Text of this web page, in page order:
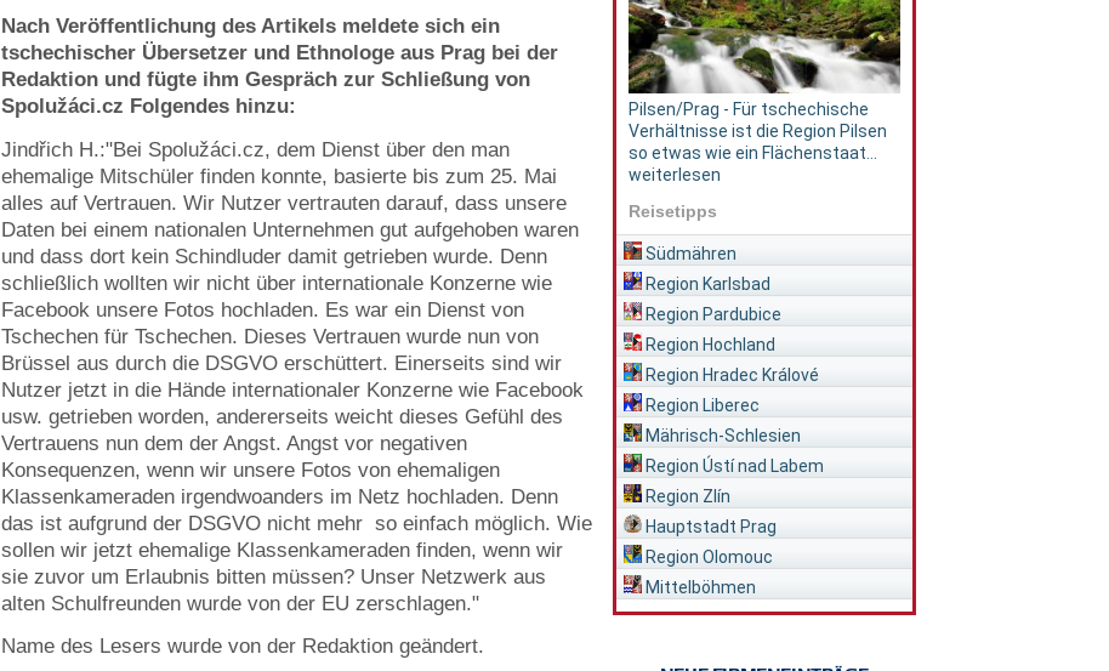
Nach Veröffentlichung des Artikels meldete sich ein
tschechischer Übersetzer und Ethnologe aus Prag bei der
Redaktion und fügte ihm Gespräch zur Schließung von
Spolužáci.cz Folgendes hinzu:
Jindřich H.:"Bei Spolužáci.cz, dem Dienst über den man
ehemalige Mitschüler finden konnte, basierte bis zum 25. Mai
alles auf Vertrauen. Wir Nutzer vertrauten darauf, dass unsere
Daten bei einem nationalen Unternehmen gut aufgehoben waren
und dass dort kein Schindluder damit getrieben wurde. Denn
schließlich wollten wir nicht über internationale Konzerne wie
Facebook unsere Fotos hochladen. Es war ein Dienst von
Tschechen für Tschechen. Dieses Vertrauen wurde nun von
Brüssel aus durch die DSGVO erschüttert. Einerseits sind wir
Nutzer jetzt in die Hände internationaler Konzerne wie Facebook
usw. getrieben worden, andererseits weicht dieses Gefühl des
Vertrauens nun dem der Angst. Angst vor negativen
Konsequenzen, wenn wir unsere Fotos von ehemaligen
Klassenkameraden irgendwoanders im Netz hochladen. Denn
das ist aufgrund der DSGVO nicht mehr so einfach möglich. Wie
sollen wir jetzt ehemalige Klassenkameraden finden, wenn wir
sie zuvor um Erlaubnis bitten müssen? Unser Netzwerk aus
alten Schulfreunden wurde von der EU zerschlagen."
Name des Lesers wurde von der Redaktion geändert.
Pilsen/Prag - Für tschechische
Verhältnisse ist die Region Pilsen
so etwas wie ein Flächenstaat...
weiterlesen
Reisetipps
Südmähren
Region Karlsbad
Region Pardubice
Region Hochland
Region Hradec Králové
Region Liberec
Mährisch-Schlesien
Region Ústí nad Labem
Region Zlín
Hauptstadt Prag
Region Olomouc
Mittelböhmen